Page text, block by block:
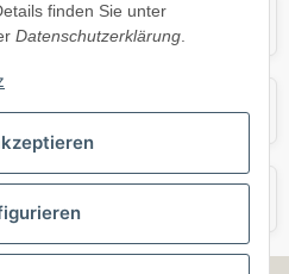
finden Sie unter
Datenschutzerklärung.
Porsche
Smart